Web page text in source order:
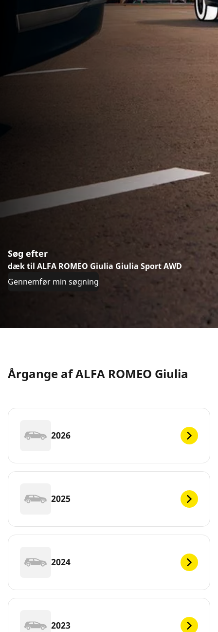
Søg efter
dæk til ALFA ROMEO Giulia Giulia Sport AWD
Gennemfør min søgning
Årgange af ALFA ROMEO Giulia
2026
2025
2024
2023